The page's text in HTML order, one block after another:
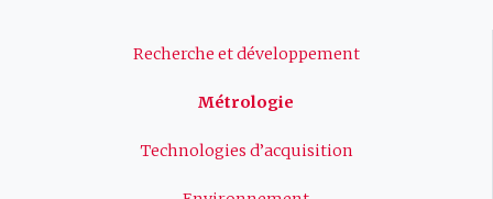
NavigationRecherche et développement
Métrologie
Technologies d’acquisition